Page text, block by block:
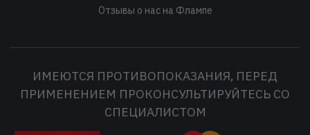
Отзывы о нас на Флампе
ИМЕЮТСЯ ПРОТИВОПОКАЗАНИЯ, ПЕРЕД
ПРИМЕНЕНИЕМ ПРОКОНСУЛЬТИРУЙТЕСЬ СО
СПЕЦИАЛИСТОМ